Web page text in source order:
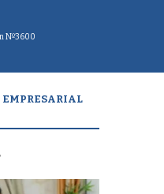
Nº3600